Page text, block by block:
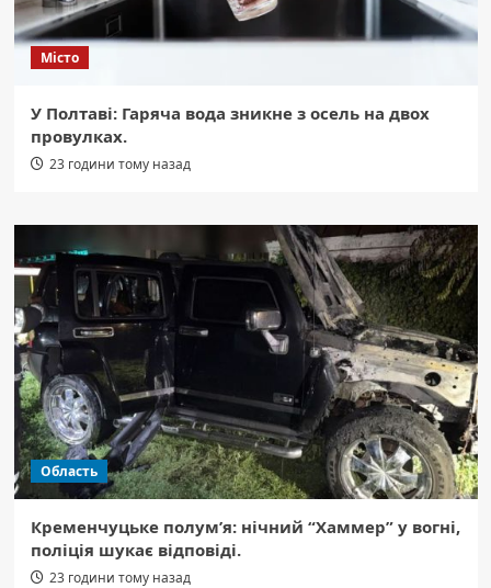
Місто
У Полтаві: Гаряча вода зникне з осель на двох
провулках.
23 години тому назад
Область
Кременчуцьке полум’я: нічний “Хаммер” у вогні,
поліція шукає відповіді.
23 години тому назад